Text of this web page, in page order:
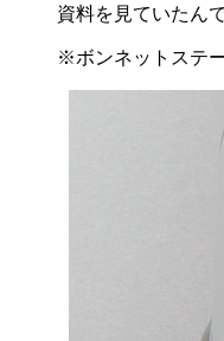
資料を見ていたん
※ボンネットステ